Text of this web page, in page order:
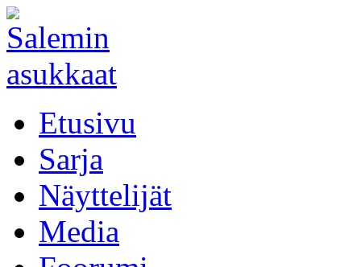
Etusivu
Sarja
Näyttelijät
Media